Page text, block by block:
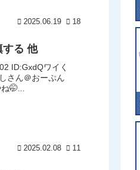
2025.06.19 18
する 他
ID:GxdQワイく
さん＠おーぷん
🤭...
2025.02.08 11